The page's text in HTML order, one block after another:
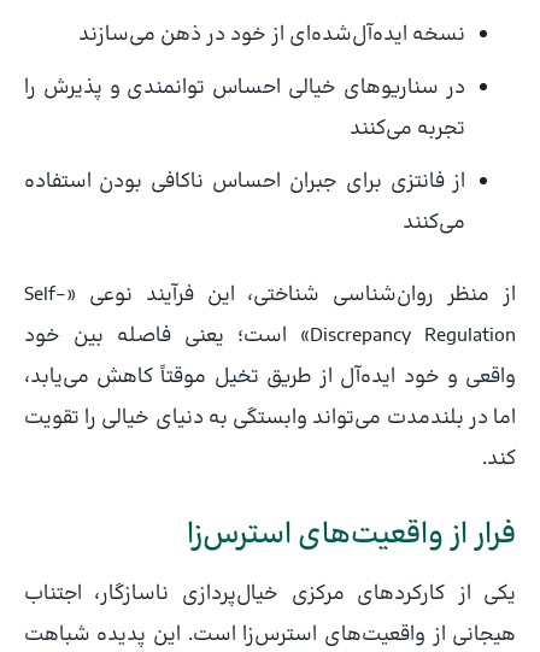
نسخه ایده‌آل‌شده‌ای از خود در ذهن می‌سازند
در سناریوهای خیالی احساس توانمندی و پذیرش را
تجربه می‌کنند
از فانتزی برای جبران احساس ناکافی بودن استفاده
می‌کنند
از منظر روان‌شناسی شناختی، این فرآیند نوعی «Self-
Discrepancy Regulation» است؛ یعنی فاصله بین خود
واقعی و خود ایده‌آل از طریق تخیل موقتاً کاهش می‌یابد،
اما در بلندمدت می‌تواند وابستگی به دنیای خیالی را تقویت
کند.
فرار از واقعیت‌های استرس‌زا
یکی از کارکردهای مرکزی خیال‌پردازی ناسازگار، اجتناب
هیجانی از واقعیت‌های استرس‌زا است. این پدیده شباهت